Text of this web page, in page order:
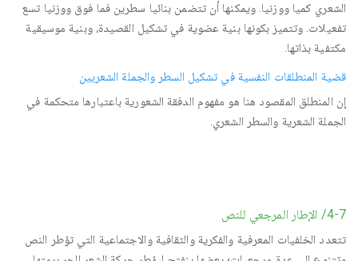
الشعري كميا ووزنيا. ويمكنها أن تتضمن بنائيا سطرين فما فوق ووزنيا تسع
تفعيلات. وتتميز بكونها بنية عضوية في تشكيل القصيدة، وبنية موسيقية
مكتفية بذاتها.
قضية المنطلقات النفسية في تشكيل السطر والجملة الشعريين
إن المنطلق المقصود هنا هو مفهوم الدفقة الشعورية باعتبارها متحكمة في
الجملة الشعرية والسطر الشعري.
4-7/ الإطار المرجعي للنص
تتعدد الخلفيات المعرفية والفكرية والثقافية والاجتماعية التي تؤطر النص